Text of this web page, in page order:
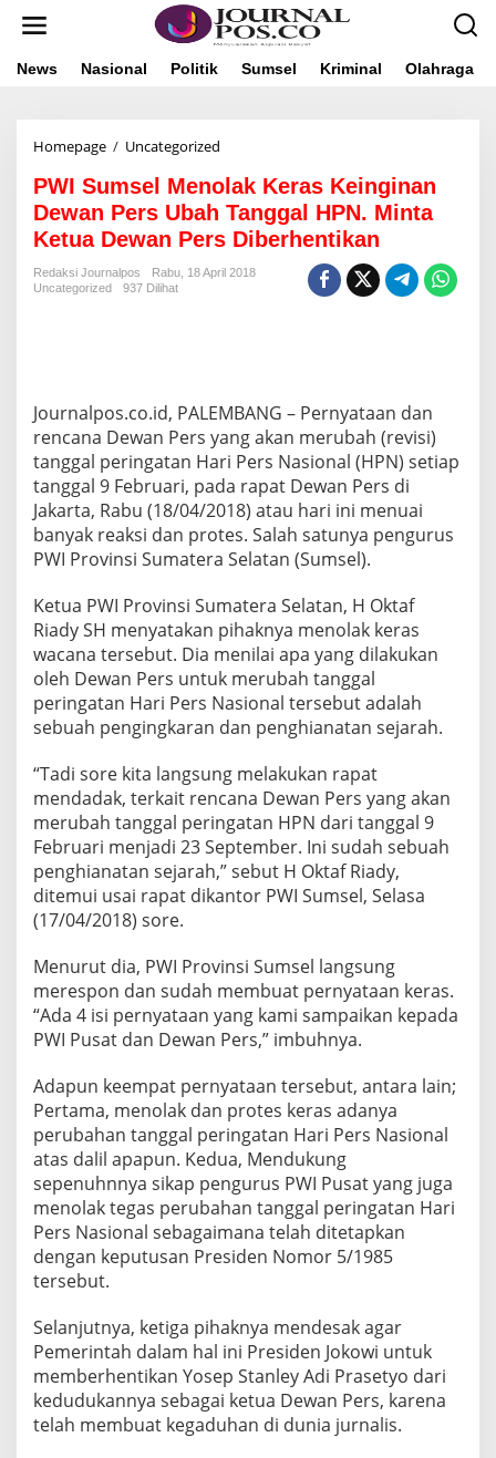
News Nasional Politik Sumsel Kriminal Olahraga
Homepage / Uncategorized
I
S
m
s
l
a
k
K
e
r
a
s
K
i
n
g
i
n
a
n
w
a
n
P
e
s
a
h
T
a
n
g
a
l
H
P
N
.
n
K
e
t
u
a
D
PWI Sumsel Menolak Keras Keinginan
Dewan Pers Ubah Tanggal HPN. Minta
Ketua Dewan Pers Diberhentikan
Redaksi Journalpos
Rabu, 18 April 2018
Uncategorized
937 Dilihat
Journalpos.co.id, PALEMBANG – Pernyataan dan
rencana Dewan Pers yang akan merubah (revisi)
tanggal peringatan Hari Pers Nasional (HPN) setiap
tanggal 9 Februari, pada rapat Dewan Pers di
Jakarta, Rabu (18/04/2018) atau hari ini menuai
banyak reaksi dan protes. Salah satunya pengurus
PWI Provinsi Sumatera Selatan (Sumsel).
Ketua PWI Provinsi Sumatera Selatan, H Oktaf
Riady SH menyatakan pihaknya menolak keras
wacana tersebut. Dia menilai apa yang dilakukan
oleh Dewan Pers untuk merubah tanggal
peringatan Hari Pers Nasional tersebut adalah
sebuah pengingkaran dan penghianatan sejarah.
“Tadi sore kita langsung melakukan rapat
mendadak, terkait rencana Dewan Pers yang akan
merubah tanggal peringatan HPN dari tanggal 9
Februari menjadi 23 September. Ini sudah sebuah
penghianatan sejarah,” sebut H Oktaf Riady,
ditemui usai rapat dikantor PWI Sumsel, Selasa
(17/04/2018) sore.
Menurut dia, PWI Provinsi Sumsel langsung
merespon dan sudah membuat pernyataan keras.
“Ada 4 isi pernyataan yang kami sampaikan kepada
PWI Pusat dan Dewan Pers,” imbuhnya.
Adapun keempat pernyataan tersebut, antara lain;
Pertama, menolak dan protes keras adanya
perubahan tanggal peringatan Hari Pers Nasional
atas dalil apapun. Kedua, Mendukung
sepenuhnnya sikap pengurus PWI Pusat yang juga
menolak tegas perubahan tanggal peringatan Hari
Pers Nasional sebagaimana telah ditetapkan
dengan keputusan Presiden Nomor 5/1985
tersebut.
Selanjutnya, ketiga pihaknya mendesak agar
Pemerintah dalam hal ini Presiden Jokowi untuk
memberhentikan Yosep Stanley Adi Prasetyo dari
kedudukannya sebagai ketua Dewan Pers, karena
telah membuat kegaduhan di dunia jurnalis.